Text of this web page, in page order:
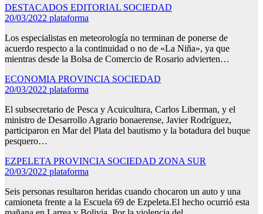
DESTACADOS EDITORIAL SOCIEDAD
20/03/2022 plataforma
Los especialistas en meteorología no terminan de ponerse de
acuerdo respecto a la continuidad o no de «La Niña», ya que
mientras desde la Bolsa de Comercio de Rosario advierten…
ECONOMIA PROVINCIA SOCIEDAD
20/03/2022 plataforma
El subsecretario de Pesca y Acuicultura, Carlos Liberman, y el
ministro de Desarrollo Agrario bonaerense, Javier Rodríguez,
participaron en Mar del Plata del bautismo y la botadura del buque
pesquero…
EZPELETA PROVINCIA SOCIEDAD ZONA SUR
20/03/2022 plataforma
Seis personas resultaron heridas cuando chocaron un auto y una
camioneta frente a la Escuela 69 de Ezpeleta.El hecho ocurrió esta